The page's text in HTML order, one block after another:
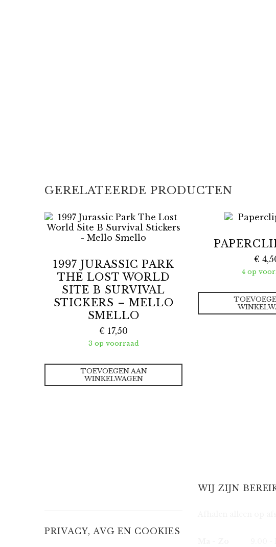
GERELATEERDE PRODUCTEN
1997 JURASSIC PARK
THE LOST WORLD
SITE B SURVIVAL
STICKERS – MELLO
SMELLO
€ 17,50
3 op voorraad
TOEVOEGEN AAN
WINKELWAGEN
€
4 op
PRIVACY, AVG EN COOKIES
WIJ ZIJN